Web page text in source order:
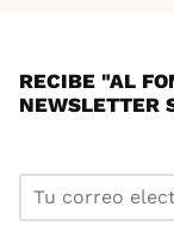
RECIBE "AL
NEWSLETTER